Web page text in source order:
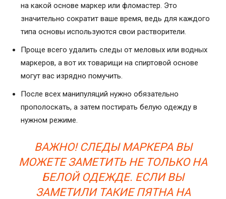
на какой основе маркер или фломастер. Это
значительно сократит ваше время, ведь для каждого
типа основы используются свои растворители.
Проще всего удалить следы от меловых или водных
маркеров, а вот их товарищи на спиртовой основе
могут вас изрядно помучить.
После всех манипуляций нужно обязательно
прополоскать, а затем постирать белую одежду в
нужном режиме.
ВАЖНО! СЛЕДЫ МАРКЕРА ВЫ
МОЖЕТЕ ЗАМЕТИТЬ НЕ ТОЛЬКО НА
БЕЛОЙ ОДЕЖДЕ. ЕСЛИ ВЫ
ЗАМЕТИЛИ ТАКИЕ ПЯТНА НА